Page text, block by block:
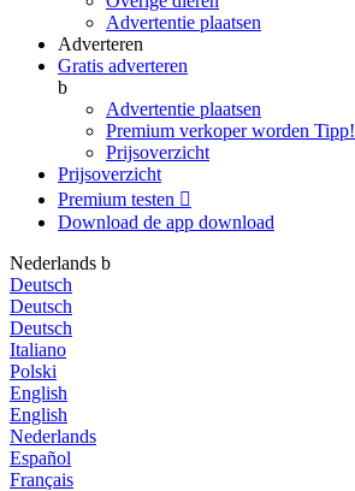
Advertentie plaatsen
Adverteren
Gratis adverteren
b
Advertentie plaatsen
Premium verkoper worden Tipp!
Prijsoverzicht
Prijsoverzicht
Premium testen 
Download de app download
Nederlands b
Deutsch
Deutsch
Deutsch
Italiano
Polski
English
English
Nederlands
Español
Français